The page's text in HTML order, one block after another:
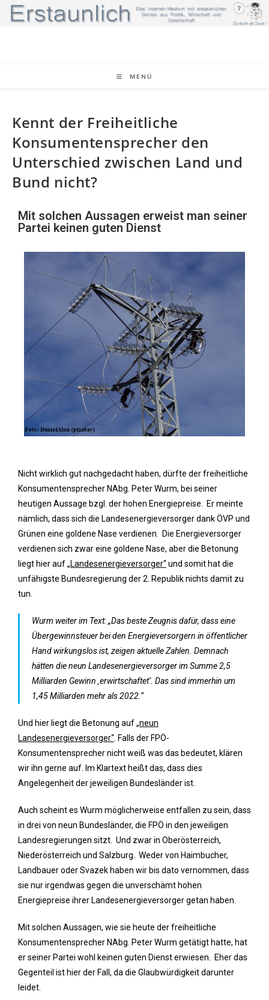
MENÜ
Kennt der Freiheitliche
Konsumentensprecher den
Unterschied zwischen Land und
Bund nicht?
Mit solchen Aussagen erweist man seiner
Partei keinen guten Dienst
Nicht wirklich gut nachgedacht haben, dürfte der freiheitliche
Konsumentensprecher NAbg. Peter Wurm, bei seiner
heutigen Aussage bzgl. der hohen Energiepreise. Er meinte
nämlich, dass sich die Landesenergieversorger dank ÖVP und
Grünen eine goldene Nase verdienen. Die Energieversorger
verdienen sich zwar eine goldene Nase, aber die Betonung
liegt hier auf„Landesenergieversorger“und somit hat die
unfähigste Bundesregierung der 2. Republik nichts damit zu
tun.
Wurm weiter im Text: „Das beste Zeugnis dafür, dass eine
Übergewinnsteuer bei den Energieversorgern in öffentlicher
Hand wirkungslos ist, zeigen aktuelle Zahlen. Demnach
hätten die neun Landesenergieversorger im Summe 2,5
Milliarden Gewinn ‚erwirtschaftet‘. Das sind immerhin um
1,45 Milliarden mehr als 2022.“
Und hier liegt die Betonung auf„neun
Landesenergieversorger“ . Falls der FPÖ-
Konsumentensprecher nicht weiß was das bedeutet, klären
wir ihn gerne auf. Im Klartext heißt das, dass dies
Angelegenheit der jeweiligen Bundesländer ist.
Auch scheint es Wurm möglicherweise entfallen zu sein, dass
in drei von neun Bundesländer, die FPÖ in den jeweiligen
Landesregierungen sitzt. Und zwar in Oberösterreich,
Niederösterreich und Salzburg. Weder von Haimbucher,
Landbauer oder Svazek haben wir bis dato vernommen, dass
sie nur irgendwas gegen die unverschämt hohen
Energiepreise ihrer Landesenergieversorger getan haben.
Mit solchen Aussagen, wie sie heute der freiheitliche
Konsumentensprecher NAbg. Peter Wurm getätigt hatte, hat
er seiner Partei wohl keinen guten Dienst erwiesen. Eher das
Gegenteil ist hier der Fall, da die Glaubwürdigkeit darunter
leidet.